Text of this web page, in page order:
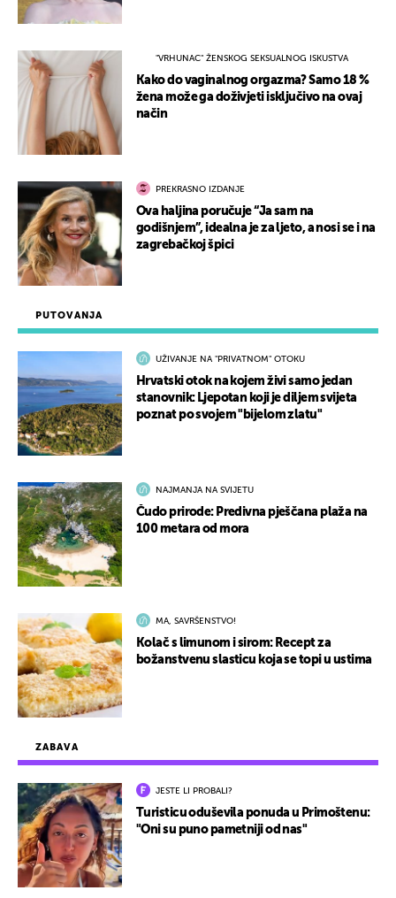
ZABAVA
JESTE LI PROBALI?
Turisticu oduševila ponuda u Primoštenu:
"Oni su puno pametniji od nas"
PUTOVANJA
UŽIVANJE NA "PRIVATNOM" OTOKU
Hrvatski otok na kojem živi samo jedan
stanovnik: Ljepotan koji je diljem svijeta
poznat po svojem "bijelom zlatu"
NAJMANJA NA SVIJETU
Čudo prirode: Predivna pješčana plaža na
100 metara od mora
MA, SAVRŠENSTVO!
Kolač s limunom i sirom: Recept za
božanstvenu slasticu koja se topi u ustima
"VRHUNAC" ŽENSKOG SEKSUALNOG ISKUSTVA
Kako do vaginalnog orgazma? Samo 18 %
žena može ga doživjeti isključivo na ovaj
način
PREKRASNO IZDANJE
Ova haljina poručuje “Ja sam na
godišnjem”, idealna je za ljeto, a nosi se i na
zagrebačkoj špici